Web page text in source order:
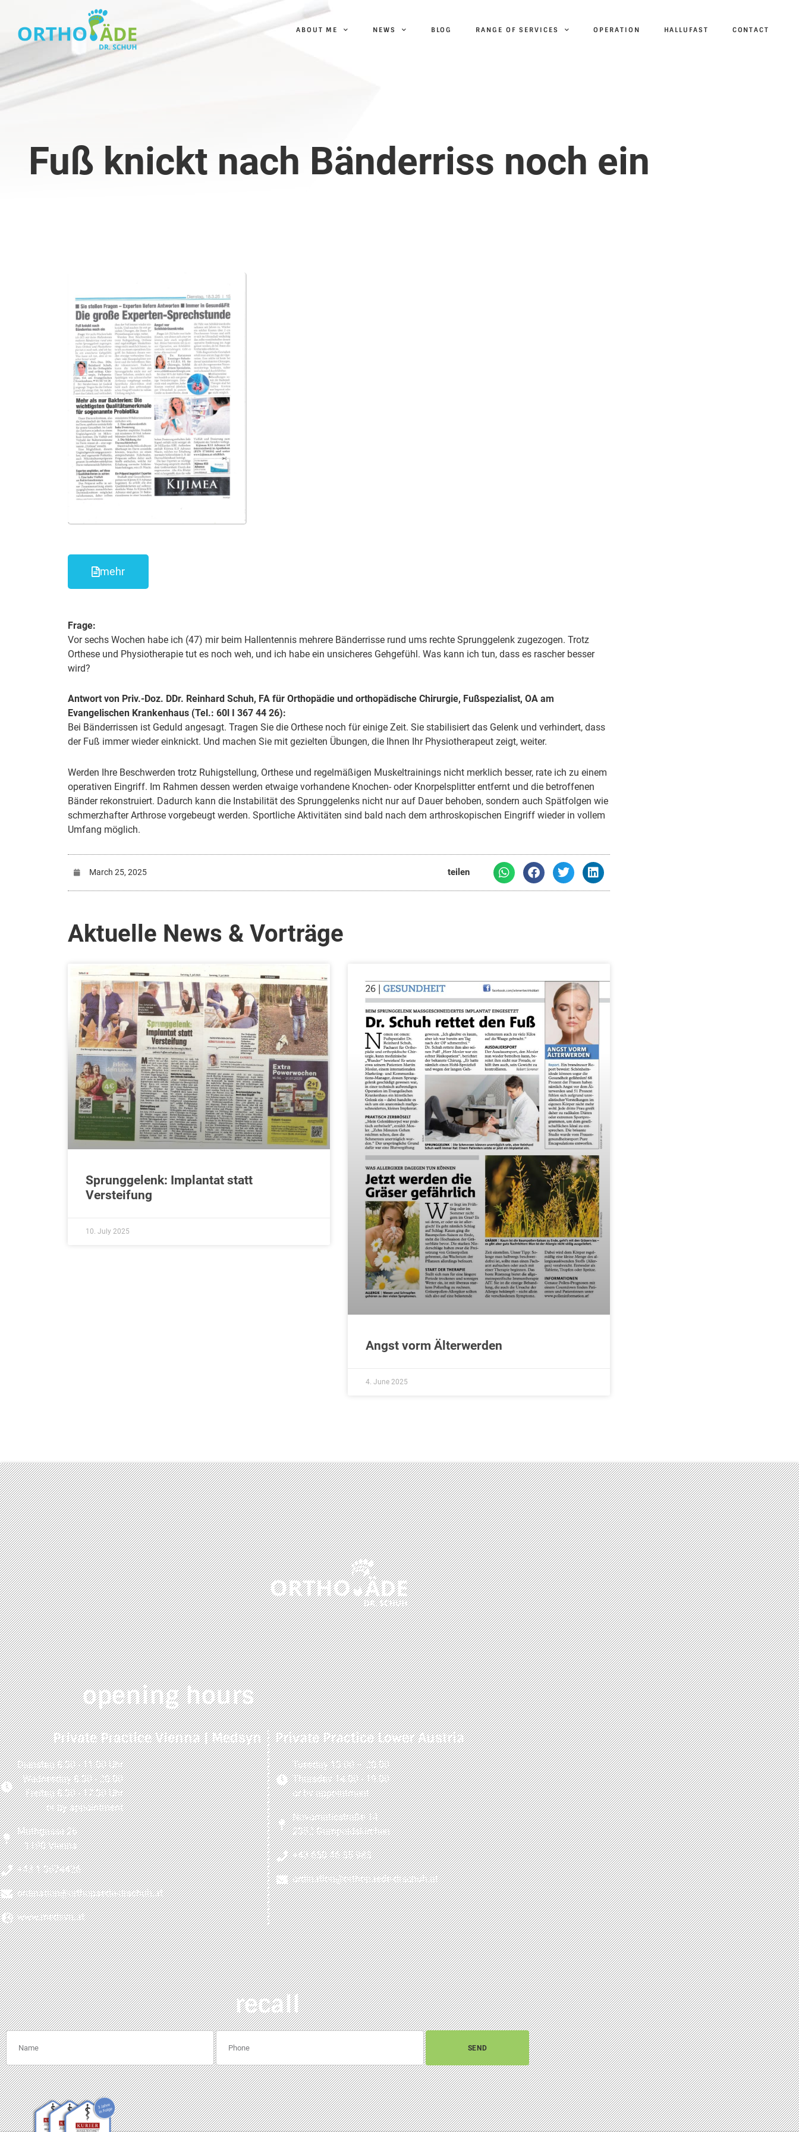
ABOUT ME NEWS BLOG RANGE OF SERVICES OPERATION HALLUFAST CONTACT
Fuß knickt nach Bänderriss noch ein
mehr
Frage:
Vor sechs Wochen habe ich (47) mir beim Hallentennis mehrere Bänderrisse rund ums rechte Sprunggelenk zugezogen. Trotz
Orthese und Physiotherapie tut es noch weh, und ich habe ein unsicheres Gehgefühl. Was kann ich tun, dass es rascher besser
wird?
Antwort von Priv.-Doz. DDr. Reinhard Schuh, FA für Orthopädie und orthopädische Chirurgie, Fußspezialist, OA am
Evangelischen Krankenhaus (Tel.: 60l I 367 44 26):
Bei Bänderrissen ist Geduld angesagt. Tragen Sie die Orthese noch für einige Zeit. Sie stabilisiert das Gelenk und verhindert, dass
der Fuß immer wieder einknickt. Und machen Sie mit gezielten Übungen, die Ihnen Ihr Physiotherapeut zeigt, weiter.
Werden Ihre Beschwerden trotz Ruhigstellung, Orthese und regelmäßigen Muskeltrainings nicht merklich besser, rate ich zu einem
operativen Eingriff. Im Rahmen dessen werden etwaige vorhandene Knochen- oder Knorpelsplitter entfernt und die betroffenen
Bänder rekonstruiert. Dadurch kann die Instabilität des Sprunggelenks nicht nur auf Dauer behoben, sondern auch Spätfolgen wie
schmerzhafter Arthrose vorgebeugt werden. Sportliche Aktivitäten sind bald nach dem arthroskopischen Eingriff wieder in vollem
Umfang möglich.
March 25, 2025 teilen
Aktuelle News & Vorträge
Sprunggelenk: Implantat statt
Versteifung
10. July 2025
Angst vorm Älterwerden
4. June 2025
opening hours
Private Practice Vienna | Medsyn
Dienstag 8:30 - 11:00 Uhr
Wednesday 8:30 - 20:00
Freitag 8:30 - 17:30 Uhr
or by appointment
Muthgasse 26
1190 Vienna
+43 1 3674426
ordination@orthopaede-drschuh.at
www.medsyn.at
Private Practice Lower Austria
Tuesday 13:00 – 20:00
Thursday 14:00 - 19:00
or by appointment
Novomaticstraße 14
2352 Gumpoldskirchen
+43 650 46 35 983
ordination@orthopaede-drschuh.at
recall
SEND